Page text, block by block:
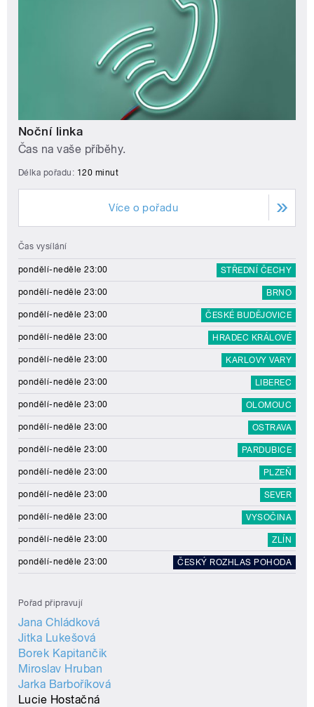
Noční linka
Čas na vaše příběhy.
Délka pořadu: 120 minut
Více o pořadu
Čas vysílání
pondělí-neděle 23:00 STŘEDNÍ ČECHY
pondělí-neděle 23:00 BRNO
pondělí-neděle 23:00 ČESKÉ BUDĚJOVICE
pondělí-neděle 23:00 HRADEC KRÁLOVÉ
pondělí-neděle 23:00 KARLOVY VARY
pondělí-neděle 23:00 LIBEREC
pondělí-neděle 23:00 OLOMOUC
pondělí-neděle 23:00 OSTRAVA
pondělí-neděle 23:00 PARDUBICE
pondělí-neděle 23:00 PLZEŇ
pondělí-neděle 23:00 SEVER
pondělí-neděle 23:00 VYSOČINA
pondělí-neděle 23:00 ZLÍN
pondělí-neděle 23:00 ČESKÝ ROZHLAS POHODA
Pořad připravují
Jana Chládková
Jitka Lukešová
Borek Kapitančik
Miroslav Hruban
Jarka Barboříková
Lucie Hostačná